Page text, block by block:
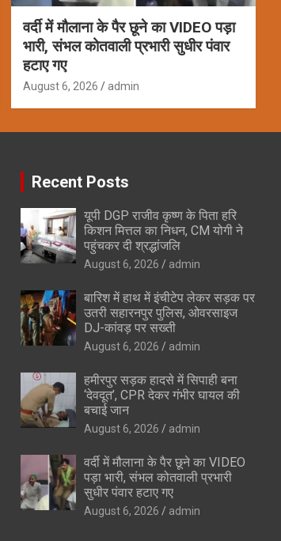
वर्दी में मौलाना के पैर छूने का VIDEO पड़ा
भारी, संभल कोतवाली प्रभारी सुधीर पंवार
हटाए गए
August 6, 2026 admin
Recent Posts
यूपी DGP राजीव कृष्ण के पिता हरि
किशन मित्तल का निधन, CM योगी ने
पहुंचकर दी श्रद्धांजलि
August 6, 2026 admin
बारिश में हाथ में इंचीटेप लेकर सड़क पर
उतरी सहारनपुर पुलिस, ओवरसाइज
DJ-कांवड़ पर सख्ती
August 6, 2026 admin
हमीरपुर सड़क हादसे में सिपाही बना
‘देवदूत’, CPR देकर गंभीर घायल की
बचाई जान
August 6, 2026 admin
वर्दी में मौलाना के पैर छूने का VIDEO
पड़ा भारी, संभल कोतवाली प्रभारी
सुधीर पंवार हटाए गए
August 6, 2026 admin